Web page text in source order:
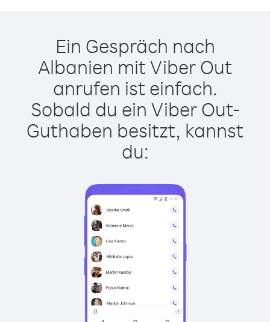
Ein Gespräch nach
Albanien mit Viber Out
anrufen ist einfach.
Sobald du ein Viber Out-
Guthaben besitzt, kannst
du: